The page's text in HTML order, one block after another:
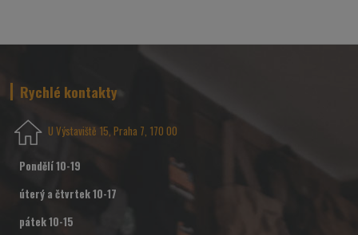
Rychlé kontakty
U Výstaviště 15, Praha 7, 170 00
Pondělí 10-19
úterý a čtvrtek 10-17
pátek 10-15